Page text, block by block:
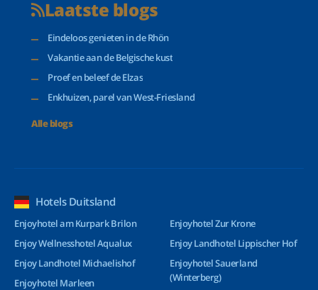
Laatste blogs
Eindeloos genieten in de Rhön
Vakantie aan de Belgische kust
Proef en beleef de Elzas
Enkhuizen, parel van West-Friesland
Alle blogs
Hotels Duitsland
Enjoyhotel am Kurpark Brilon
Enjoy Wellnesshotel Aqualux
Enjoy Landhotel Michaelishof
Enjoyhotel Marleen
Enjoyhotel Zur Krone
Enjoy Landhotel Lippischer Hof
Enjoyhotel Sauerland
(Winterberg)